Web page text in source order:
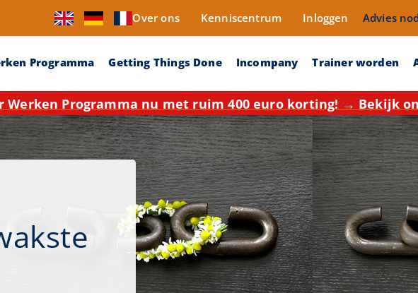
Over ons Kenniscentrum Inloggen Advies
Programma Getting Things Done Incompany Trainer worden
Werken Programma nu met ruim 400 euro korting! → Bekijk